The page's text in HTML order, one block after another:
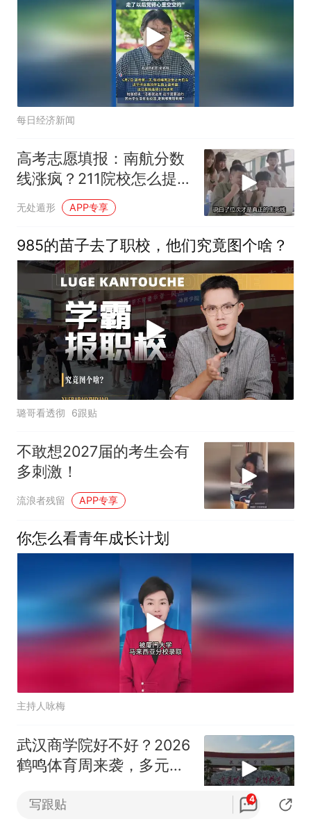
每日经济新闻
高考志愿填报：南航分数
线涨疯？211院校怎么提
前锁定位次？
无处遁形 APP专享
985的苗子去了职校，他们究竟图个啥？
璐哥看透彻 6跟贴
不敢想2027届的考生会有
多刺激！
流浪者残留 APP专享
你怎么看青年成长计划
主持人咏梅
武汉商学院好不好？2026
鹤鸣体育周来袭，多元赛
写跟贴 4